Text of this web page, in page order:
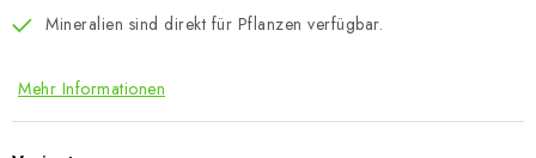
Mineralien sind direkt für Pflanzen verfügbar.
Mehr Informationen